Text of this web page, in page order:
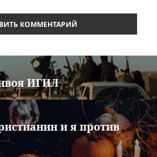
ИГИЛ
и я против